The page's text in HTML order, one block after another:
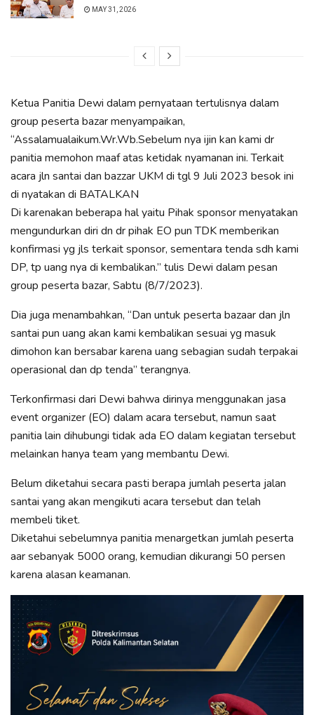
MAY 31, 2026
Ketua Panitia Dewi dalam pernyataan tertulisnya dalam
group peserta bazar menyampaikan,
“Assalamualaikum.Wr.Wb.Sebelum nya ijin kan kami dr
panitia memohon maaf atas ketidak nyamanan ini. Terkait
acara jln santai dan bazzar UKM di tgl 9 Juli 2023 besok ini
di nyatakan di BATALKAN
Di karenakan beberapa hal yaitu Pihak sponsor menyatakan
mengundurkan diri dn dr pihak EO pun TDK memberikan
konfirmasi yg jls terkait sponsor, sementara tenda sdh kami
DP, tp uang nya di kembalikan.” tulis Dewi dalam pesan
group peserta bazar, Sabtu (8/7/2023).
Dia juga menambahkan, “Dan untuk peserta bazaar dan jln
santai pun uang akan kami kembalikan sesuai yg masuk
dimohon kan bersabar karena uang sebagian sudah terpakai
operasional dan dp tenda” terangnya.
Terkonfirmasi dari Dewi bahwa dirinya menggunakan jasa
event organizer (EO) dalam acara tersebut, namun saat
panitia lain dihubungi tidak ada EO dalam kegiatan tersebut
melainkan hanya team yang membantu Dewi.
Belum diketahui secara pasti berapa jumlah peserta jalan
santai yang akan mengikuti acara tersebut dan telah
membeli tiket.
Diketahui sebelumnya panitia menargetkan jumlah peserta
aar sebanyak 5000 orang, kemudian dikurangi 50 persen
karena alasan keamanan.